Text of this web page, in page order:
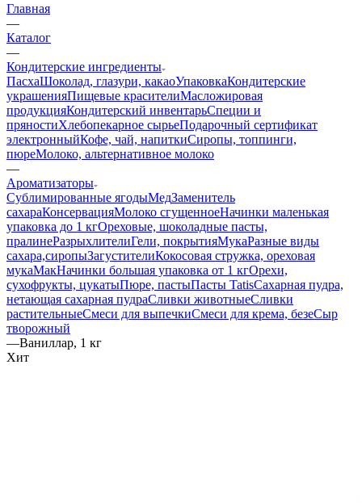
Главная
—
Каталог
—
Кондитерские ингредиенты
ПасхаШоколад, глазури, какаоУпаковкаКондитерские
украшенияПищевые красителиМасложировая
продукцияКондитерский инвентарьСпеции и
пряностиХлебопекарное сырьеПодарочный сертификат
электронныйКофе, чай, напиткиСиропы, топпинги,
пюреМолоко, альтернативное молоко
—
Ароматизаторы
Сублимированные ягодыМедЗаменитель
сахараКонсервацияМолоко сгущенноеНачинки маленькая
упаковка до 1 кгОреховые, шоколадные пасты,
пралинеРазрыхлителиГели, покрытияМукаРазные виды
сахара,сиропыЗагустителиКокосовая стружка, ореховая
мукаМакНачинки большая упаковка от 1 кгОрехи,
сухофрукты, цукатыПюре, пастыПасты TatisСахарная пудра,
нетающая сахарная пудраСливки животныеСливки
растительныеСмеси для выпечкиСмеси для крема, безеСыр
творожный
—Ваниллар, 1 кг
Хит